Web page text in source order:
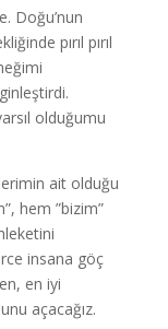
Doğu’nun
pırıl pırıl
olduğumu
ait olduğu
hem ”bizim”
insana göç
en iyi
açacağız.